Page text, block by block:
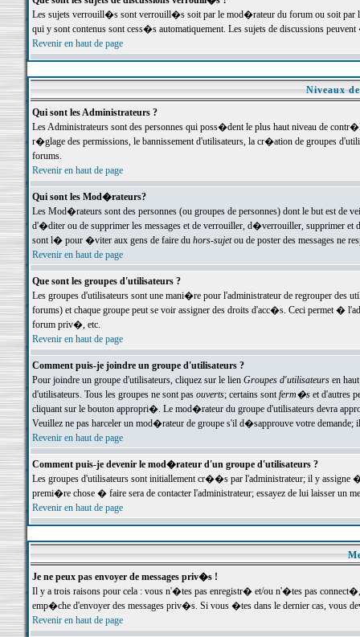
Les sujets verrouill�s sont verrouill�s soit par le mod�rateur du forum ou soit par
qui y sont contenus sont cess�s automatiquement. Les sujets de discussions
Revenir en haut de page
Niveaux
Qui sont les Administrateurs ?
Les Administrateurs sont des personnes qui poss�dent le plus haut niveau de
r�glage des permissions, le bannissement d'utilisateurs, la cr�ation de groupes
forums.
Revenir en haut de page
Qui sont les Mod�rateurs?
Les Mod�rateurs sont des personnes (ou groupes de personnes) dont le but est de
d'�diter ou de supprimer les messages et de verrouiller, d�verrouiller, supprimer
sont l� pour �viter aux gens de faire du hors-sujetou de poster des messages ne
Revenir en haut de page
Que sont les groupes d'utilisateurs ?
Les groupes d'utilisateurs sont une mani�re pour l'administrateur de regrouper des
forums) et chaque groupe peut se voir assigner des droits d'acc�s. Ceci permet
forum priv�, etc.
Revenir en haut de page
Comment puis-je joindre un groupe d'utilisateurs ?
Pour joindre un groupe d'utilisateurs, cliquez sur le lien Groupes d'utilisateursen haut
d'utilisateurs. Tous les groupes ne sont pas ouverts; certains sontferm�set d'autres
cliquant sur le bouton appropri�. Le mod�rateur du groupe d'utilisateurs devra
Veuillez ne pas harceler un mod�rateur de groupe s'il d�sapprouve votre demande;
Revenir en haut de page
Comment puis-je devenir le mod�rateur d'un groupe d'utilisateurs ?
Les groupes d'utilisateurs sont initiallement cr��s par l'administrateur; il y
premi�re chose � faire sera de contacter l'administrateur; essayez de lui laisser un
Revenir en haut de page
Je ne peux pas envoyer de messages priv�s !
Il y a trois raisons pour cela : vous n'�tes pas enregistr� et/ou n'�tes pas
emp�che d'envoyer des messages priv�s. Si vous �tes dans le dernier cas, vous
Revenir en haut de page